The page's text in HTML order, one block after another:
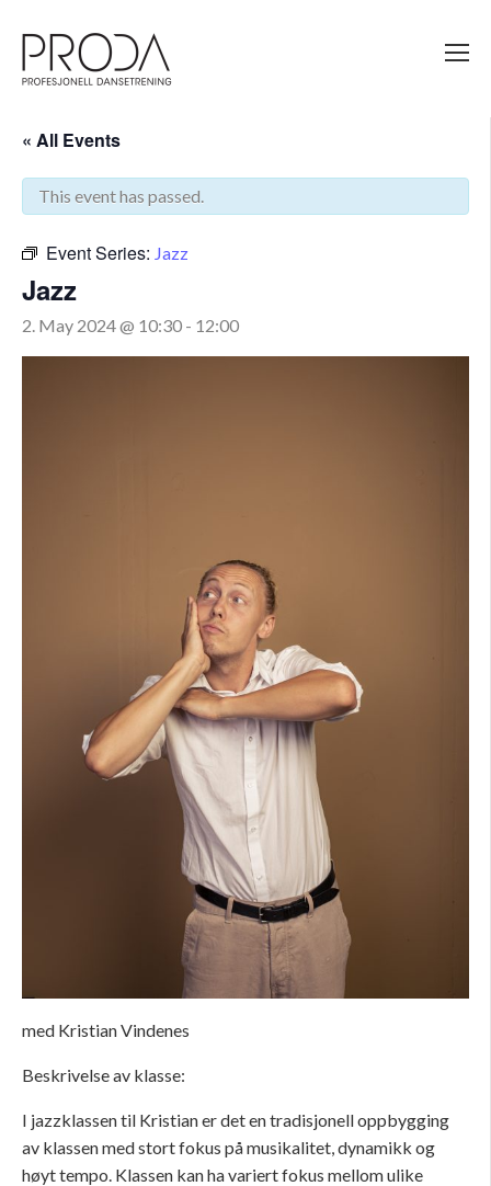
sidens
hovedinnhold
« All Events
This event has passed.
Event Series: Jazz
Jazz
2. May 2024 @ 10:30 - 12:00
med Kristian Vindenes
Beskrivelse av klasse:
I jazzklassen til Kristianer det en tradisjonell oppbygging
av klassen med stort fokus på musikalitet, dynamikk og
høyt tempo. Klassen kan ha variert fokus mellom ulike